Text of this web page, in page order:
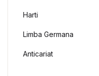
Harti
Limba Germana
Anticariat